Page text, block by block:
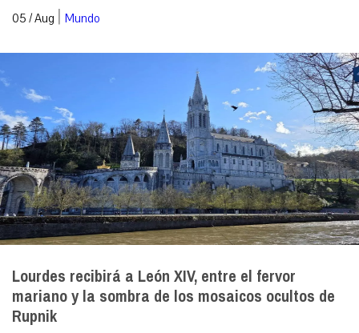
05 / Aug | Mundo
Lourdes recibirá a León XIV, entre el fervor
mariano y la sombra de los mosaicos ocultos de
Rupnik